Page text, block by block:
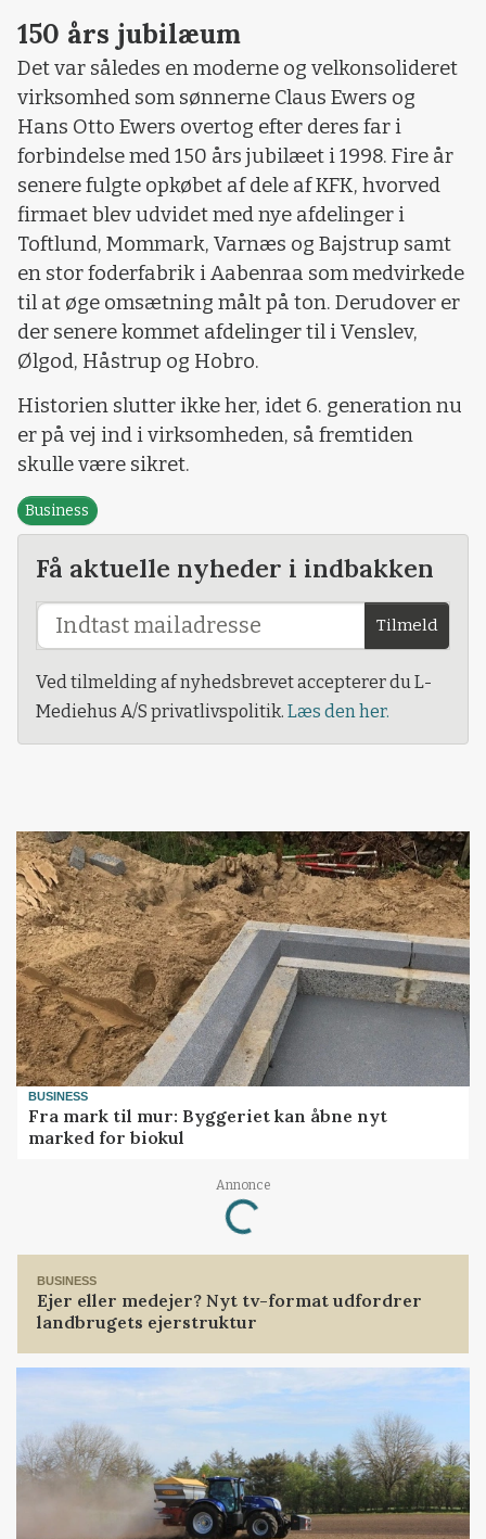
150 års jubilæum
Det var således en moderne og velkonsolideret
virksomhed som sønnerne Claus Ewers og
Hans Otto Ewers overtog efter deres far i
forbindelse med 150 års jubilæet i 1998. Fire år
senere fulgte opkøbet af dele af KFK, hvorved
firmaet blev udvidet med nye afdelinger i
Toftlund, Mommark, Varnæs og Bajstrup samt
en stor foderfabrik i Aabenraa som medvirkede
til at øge omsætning målt på ton. Derudover er
der senere kommet afdelinger til i Venslev,
Ølgod, Håstrup og Hobro.
Historien slutter ikke her, idet 6. generation nu
er på vej ind i virksomheden, så fremtiden
skulle være sikret.
Business
Få aktuelle nyheder i indbakken
Tilmeld
Ved tilmelding af nyhedsbrevet accepterer du L-
Mediehus A/S privatlivspolitik. Læs den her.
BUSINESS
Fra mark til mur: Byggeriet kan åbne nyt
marked for biokul
Annonce
Loading...
BUSINESS
Ejer eller medejer? Nyt tv-format udfordrer
landbrugets ejerstruktur